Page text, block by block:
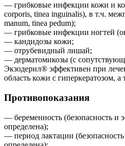
— грибковые инфекции кожи и
corporis, tinea inguinalis), в т.ч.
manum, tinea pedum);
— грибковые инфекции ногтей
— кандидозы кожи;
— отрубевидный лишай;
— дерматомикозы (с
Экзодерил® эффективен при
область кожи с гиперкератозом, а
Противопоказания
— беременность (безопасность и
определена);
— период лактации